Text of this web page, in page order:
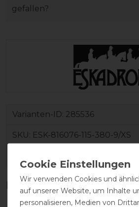
gefallen?
Varianten-ID: 285536
SKU: ESK-816076-115-380-9/XS
Kundenrezensionen
Wir verwenden Cookies und
auf unserer Website, um Inhalte
personalisieren, Medien von